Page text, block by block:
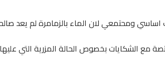
ومحتمعي لان الماء بالزمامرة لم يعد
الشكايات بخصوص الحالة المزرية التي